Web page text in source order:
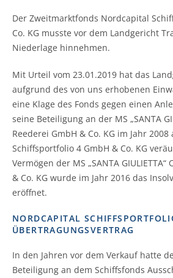
Der Zweitmarktfonds Nordcapital
Co. KG musste vor dem Landgericht
Niederlage hinnehmen.
Mit Urteil vom 23.01.2019 hat das
aufgrund des von uns erhobenen
eine Klage des Fonds gegen einen
seine Beteiligung an der MS „SANTA
Reederei GmbH & Co. KG im Jahr
Schiffsportfolio 4 GmbH & Co. KG
Vermögen der MS „SANTA
& Co. KG wurde im Jahr 2016 das
eröffnet.
NORDCAPITAL
ÜBERTRAGUNGSVERTRAG
In den Jahren vor dem Verkauf hatte
Beteiligung an dem Schiffsfonds